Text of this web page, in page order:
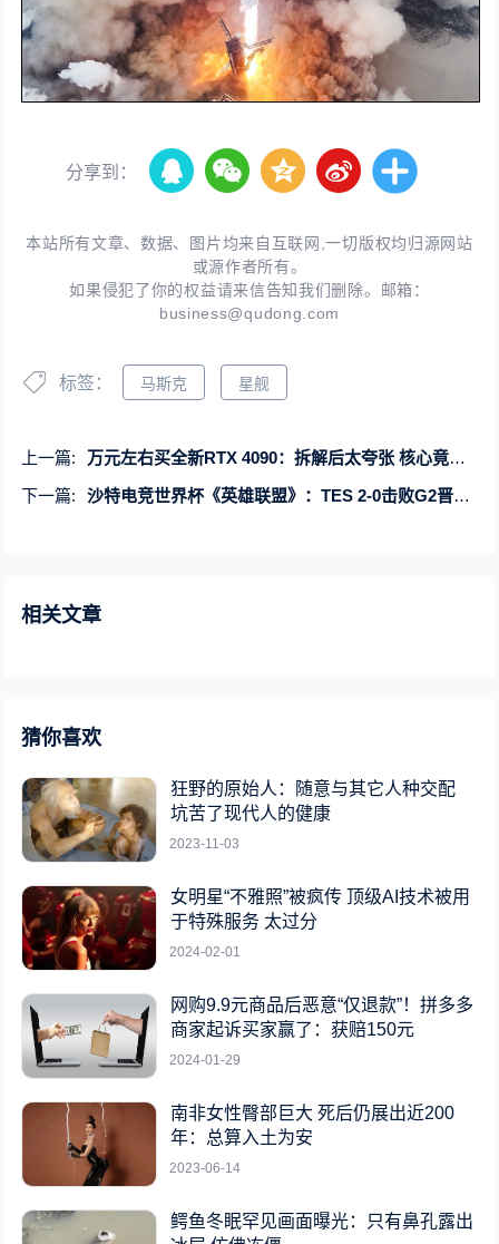
分享到：
本站所有文章、数据、图片均来自互联网,一切版权均归源网站
或源作者所有。
如果侵犯了你的权益请来信告知我们删除。邮箱：
business@qudong.com
标签： 马斯克 星舰
上一篇:
万元左右买全新RTX 4090：拆解后太夸张 核心竟跟3080 Ti一样
下一篇:
沙特电竞世界杯《英雄联盟》：TES 2-0击败G2晋级决赛
相关文章
猜你喜欢
狂野的原始人：随意与其它人种交配
坑苦了现代人的健康
2023-11-03
女明星“不雅照”被疯传 顶级AI技术被用
于特殊服务 太过分
2024-02-01
网购9.9元商品后恶意“仅退款”！拼多多
商家起诉买家赢了：获赔150元
2024-01-29
南非女性臀部巨大 死后仍展出近200
年：总算入土为安
2023-06-14
鳄鱼冬眠罕见画面曝光：只有鼻孔露出